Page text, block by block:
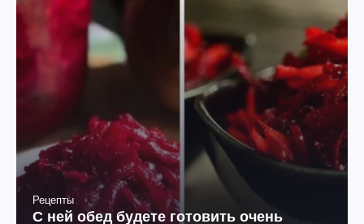
Рецепты
С ней обед будете готовить очень